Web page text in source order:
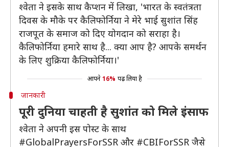
श्वेता ने इसके साथ कैप्शन में लिखा, 'भारत के स्वतंत्रता
दिवस के मौके पर कैलिफोर्निया ने मेरे भाई सुशांत सिंह
राजपूत के समाज को दिए योगदान को सराहा है।
कैलिफोर्निया हमारे साथ है... क्या आप है? आपके समर्थन
के लिए शुक्रिया कैलिफोर्निया।'
आपने 16% पढ़ लिया है
जानकारी
पूरी दुनिया चाहती है सुशांत को मिले इंसाफ
श्वेता ने अपनी इस पोस्ट के साथ
#GlobalPrayersForSSR और #CBIForSSR जैसे